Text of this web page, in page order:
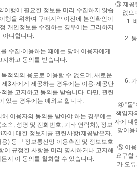
이행에 필요한 정보를 미리 수집하지 않습
행을 위하여 구매계약 이전에 본인확인이
개인정보를 수집하는 경우에는 그러하지
아니합니다.
수집·이용하는 때에는 당해 이용자에게
지하고 동의를 받습니다.
적외의 용도로 이용할 수 없으며, 새로운
3자에게 제공하는 경우에는 이용·제공단
을 고지하고 동의를 받습니다. 다만, 관련
있는 경우에는 예외로 합니다.
이용자의 동의를 받아야 하는 경우에는
속, 성명 및 전화번호, 기타 연락처), 정보
에 대한 정보제공 관련사항(제공받은자,
) 등 「정보통신망 이용촉진 및 정보보호
이 규정한 사항을 미리 명시하거나 고지해
지 이 동의를 철회할 수 있습니다.
③ 제공
없으
1.
2.
6.
④ "몰"
책임자
자에 대
망이
⑤ 이용
요구할
가 오